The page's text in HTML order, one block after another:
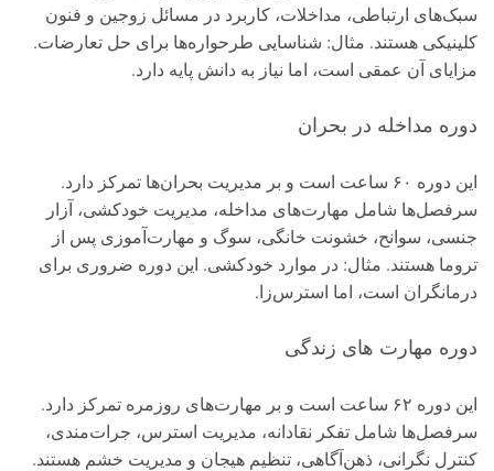
سبک‌های ارتباطی، مداخلات، کاربرد در مسائل زوجین و فنون
کلینیکی هستند. مثال: شناسایی طرحواره‌ها برای حل تعارضات.
مزایای آن عمقی است، اما نیاز به دانش پایه دارد.
دوره مداخله در بحران
این دوره ۶۰ ساعت است و بر مدیریت بحران‌ها تمرکز دارد.
سرفصل‌ها شامل مهارت‌های مداخله، مدیریت خودکشی، آزار
جنسی، سوانح، خشونت خانگی، سوگ و مهارت‌آموزی پس از
تروما هستند. مثال: در موارد خودکشی. این دوره ضروری برای
درمانگران است، اما استرس‌زا.
دوره مهارت‌ های زندگی
این دوره ۶۲ ساعت است و بر مهارت‌های روزمره تمرکز دارد.
سرفصل‌ها شامل تفکر نقادانه، مدیریت استرس، جرات‌مندی،
کنترل نگرانی، ذهن‌آگاهی، تنظیم هیجان و مدیریت خشم هستند.